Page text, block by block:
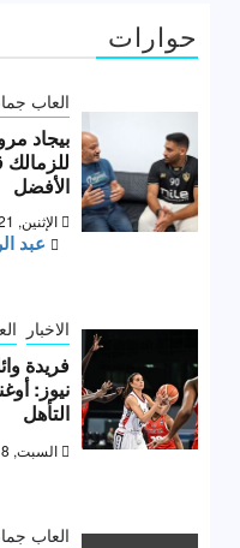
حوارات
العاب
بيجاد
الأفضل
الإثنين, 21 يوليو 2025, 5:37 م
عبد
الاخبار
فريدة
نيوز:
التأهل
السبت, 8 فبراير 2025, 12:19 ص
العاب